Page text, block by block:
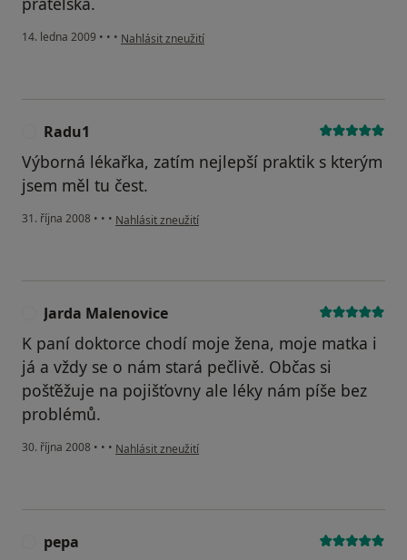
14. ledna 2009 • • • podle názoru uživatele Pacient
Nahlásit zneužití
Radu1
Výborná lékařka, zatím nejlepší praktik s kterým
jsem měl tu čest.
31. října 2008 • • • podle názoru uživatele Radu1
Nahlásit zneužití
Jarda Malenovice
K paní doktorce chodí moje žena, moje matka i
já a vždy se o nám stará pečlivě. Občas si
pošťěžuje na pojišťovny ale léky nám píše bez
problémů.
30. října 2008 • • • podle názoru uživatele Jarda Malenovice
Nahlásit zneužití
pepa